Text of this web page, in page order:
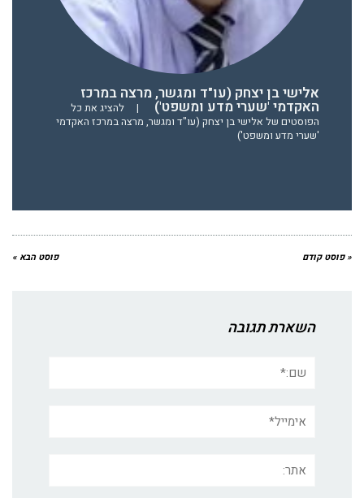
אלישי בן יצחק (עו"ד ומגשר, מרצה במרכז
האקדמי 'שערי מדע ומשפט') |
להציג את כל
הפוסטים של אלישי בן יצחק (עו"ד ומגשר, מרצה במרכז האקדמי
'שערי מדע ומשפט')
« פוסט קודם פוסט הבא »
השארת תגובה